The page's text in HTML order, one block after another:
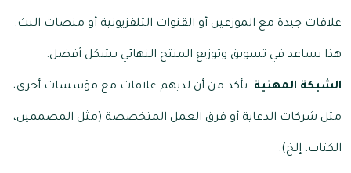
علاقات جيدة مع الموزعين أو القنوات التلفزيونية أو منصات البث.
هذا يساعد في تسويق وتوزيع المنتج النهائي بشكل أفضل.
الشبكة المهنية: تأكد من أن لديهم علاقات مع مؤسسات أخرى،
مثل شركات الدعاية أو فرق العمل المتخصصة (مثل المصممين،
الكتاب، إلخ).